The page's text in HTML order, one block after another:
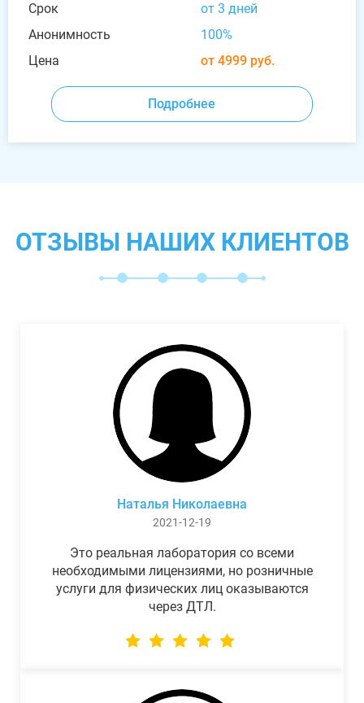
Срок
от 3 дней
Анонимность
100%
Цена
от 4999 руб.
Подробнее
ОТЗЫВЫ НАШИХ КЛИЕНТОВ
Наталья Николаевна
2021-12-19
Это реальная лаборатория со всеми
необходимыми лицензиями, но розничные
услуги для физических лиц оказываются
через ДТЛ.